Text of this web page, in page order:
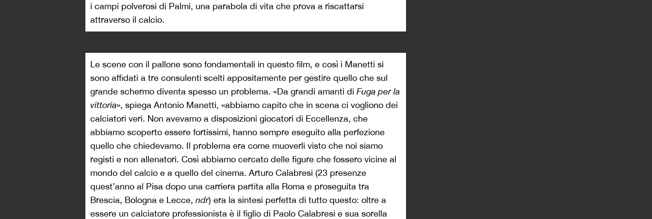
i campi polverosi di Palmi, una parabola di vita che prova a riscattarsi
attraverso il calcio.
Le scene con il pallone sono fondamentali in questo film, e così i Manetti si
sono affidati a tre consulenti scelti appositamente per gestire quello che sul
grande schermo diventa spesso un problema. «Da grandi amanti di Fuga per la
vittoria», spiega Antonio Manetti, «abbiamo capito che in scena ci vogliono dei
calciatori veri. Non avevamo a disposizioni giocatori di Eccellenza, che
abbiamo scoperto essere fortissimi, hanno sempre eseguito alla perfezione
quello che chiedevamo. Il problema era come muoverli visto che noi siamo
registi e non allenatori. Così abbiamo cercato delle figure che fossero vicine al
mondo del calcio e a quello del cinema. Arturo Calabresi (23 presenze
quest’anno al Pisa dopo una carriera partita alla Roma e proseguita tra
Brescia, Bologna e Lecce, ndr) era la sintesi perfetta di tutto questo: oltre a
essere un calciatore professionista è il figlio di Paolo Calabresi e sua sorella